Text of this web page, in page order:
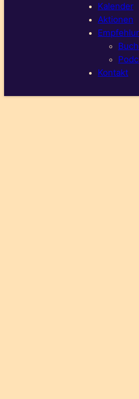
Kalender
Aktionen
Kontakt